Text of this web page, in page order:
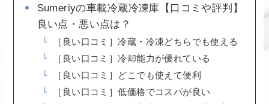
Sumeriyの車載冷蔵冷凍庫【口コミや評判】
良い点・悪い点は？
［良い口コミ］冷蔵・冷凍どちらでも使える
［良い口コミ］冷却能力が優れている
［良い口コミ］どこでも使えて便利
［良い口コミ］低価格でコスパが良い